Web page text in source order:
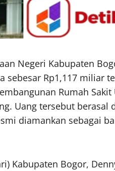
Negeri Kabupaten
sebesar Rp1,117 miliar
Rumah Sakit
Uang tersebut berasal
diamankan sebagai
Kabupaten Bogor,